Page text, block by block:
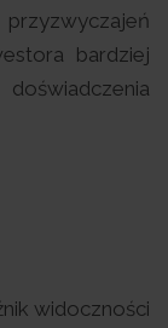
bardziej
widoczności